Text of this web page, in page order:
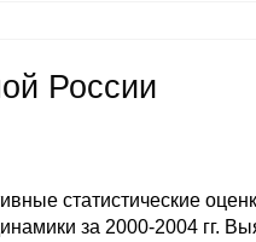
России
статистические
за 2000-2004 гг.